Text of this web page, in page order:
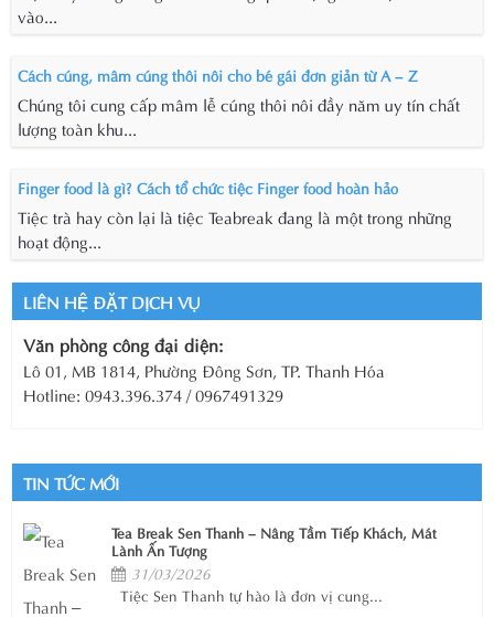
vào...
Cách cúng, mâm cúng thôi nôi cho bé gái đơn giản từ A – Z
Chúng tôi cung cấp mâm lễ cúng thôi nôi đầy năm uy tín chất
lượng toàn khu...
Finger food là gì? Cách tổ chức tiệc Finger food hoàn hảo
Tiệc trà hay còn lại là tiệc Teabreak đang là một trong những
hoạt động...
LIÊN HỆ ĐẶT DỊCH VỤ
Văn phòng công đại diện:
Lô 01, MB 1814, Phường Đông Sơn, TP. Thanh Hóa
Hotline: 0943.396.374 / 0967491329
TIN TỨC MỚI
Tea Break Sen Thanh – Nâng Tầm Tiếp Khách, Mát
Lành Ấn Tượng
31/03/2026
Tiệc Sen Thanh tự hào là đơn vị cung...